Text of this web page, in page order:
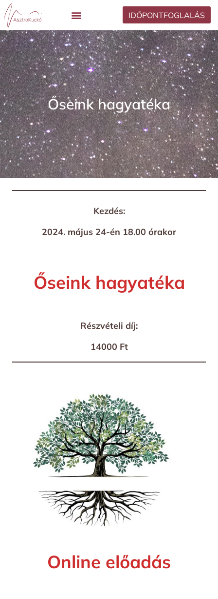
IDŐPONTFOGLALÁS
Őseink hagyatéka
Kezdés:
2024. május 24-én 18.00 órakor
Őseink hagyatéka
Részvételi díj:
14000 Ft
Online előadás